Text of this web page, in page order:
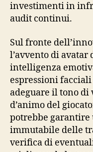
investimenti in
audit continui.
Sul fronte
l’avvento di
intelligenza
espressioni
adeguare il tono di
d’animo del
potrebbe
immutabile delle
verifica di